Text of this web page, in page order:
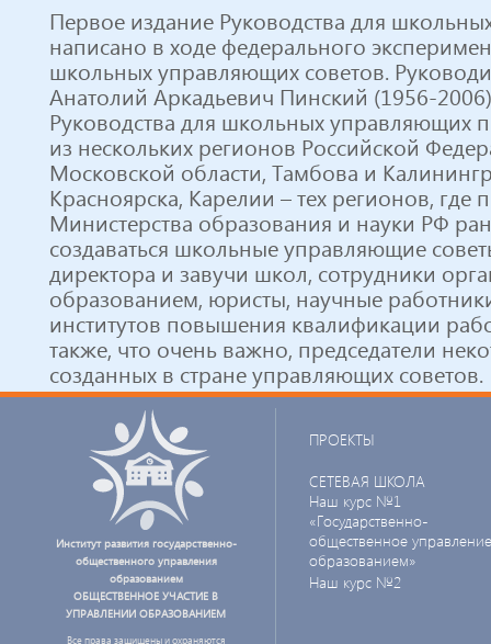
Первое издание Руководства для
написано в ходе федерального
школьных управляющих советов.
Анатолий Аркадьевич Пинский (1956-
Руководства для школьных управляющих
из нескольких регионов Российской
Московской области, Тамбова и
Красноярска, Карелии – тех регионов, где
Министерства образования и науки РФ
создаваться школьные управляющие
директора и завучи школ, сотрудники
образованием, юристы, научные
институтов повышения квалификации
также, что очень важно, председатели
созданных в стране управляющих советов.
Институт развития государственно-
общественного управления
образованием
ОБЩЕСТВЕННОЕ УЧАСТИЕ В
УПРАВЛЕНИИ ОБРАЗОВАНИЕМ
Все права защищены и охраняются
ПРОЕКТЫ
СЕТЕВАЯ ШКОЛА
Наш курс №1
«Государственно-
общественное управление
образованием»
Наш курс №2